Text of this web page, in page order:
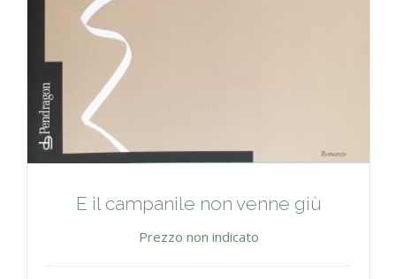
E il campanile non venne giù
Prezzo non indicato